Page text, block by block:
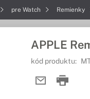
pre Watch Remienky
APPLE
kód produktu: